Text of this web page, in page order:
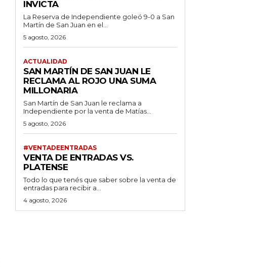
INVICTA
La Reserva de Independiente goleó 9-0 a San
Martín de San Juan en el...
5 agosto, 2026
ACTUALIDAD
SAN MARTÍN DE SAN JUAN LE
RECLAMA AL ROJO UNA SUMA
MILLONARIA
San Martín de San Juan le reclama a
Independiente por la venta de Matías...
5 agosto, 2026
#VENTADEENTRADAS
VENTA DE ENTRADAS VS.
PLATENSE
Todo lo que tenés que saber sobre la venta de
entradas para recibir a...
4 agosto, 2026